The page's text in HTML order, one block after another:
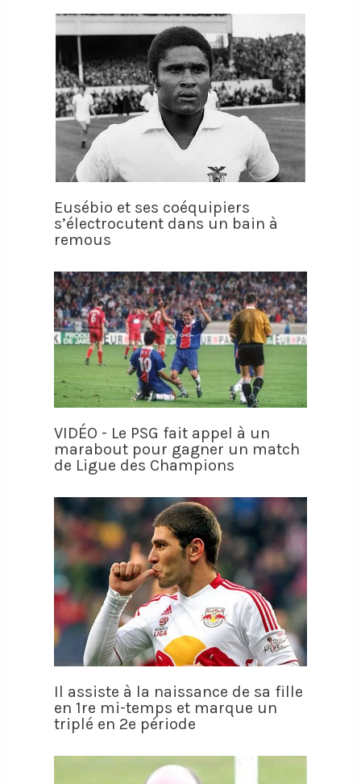
Eusébio et ses coéquipiers
s’électrocutent dans un bain à
remous
VIDÉO - Le PSG fait appel à un
marabout pour gagner un match
de Ligue des Champions
Il assiste à la naissance de sa fille
en 1re mi-temps et marque un
triplé en 2e période